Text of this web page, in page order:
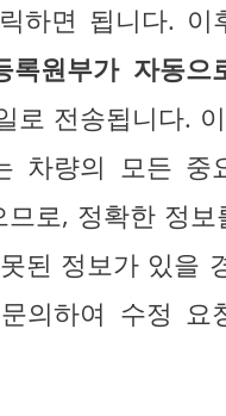
하면 됩니다. 이
록원부가 자동으
로 전송됩니다.
차량의 모든 중
로, 정확한 정보
된 정보가 있을
의하여 수정 요